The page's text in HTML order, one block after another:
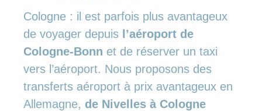
Cologne : il est parfois plus avantageux
de voyager depuis l’aéroport de
Cologne-Bonn et de réserver un taxi
vers l’aéroport. Nous proposons des
transferts aéroport à prix avantageux en
Allemagne, de Nivelles à Cologne